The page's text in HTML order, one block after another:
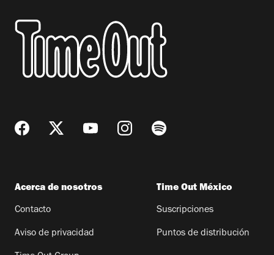
Acerca de nosotros
Contacto
Aviso de privacidad
Time Out México
Suscripciones
Puntos de distribución